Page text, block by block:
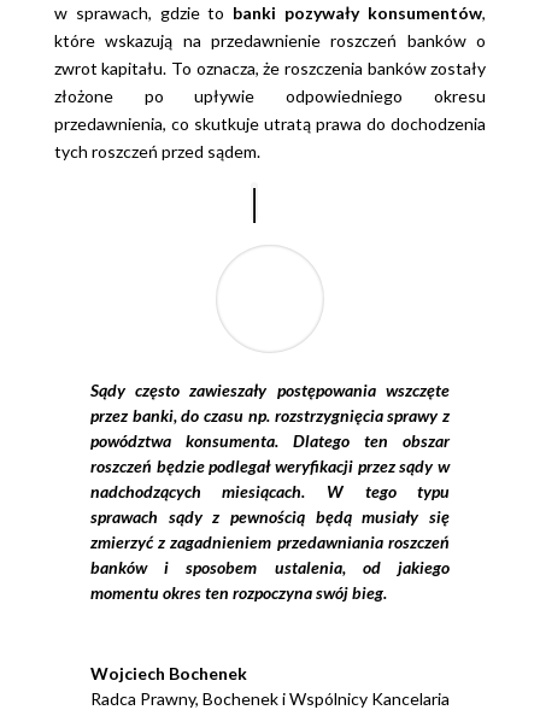
w sprawach, gdzie to banki pozywały konsumentów,
które wskazują na przedawnienie roszczeń banków o
zwrot kapitału. To oznacza, że roszczenia banków zostały
złożone po upływie odpowiedniego okresu
przedawnienia, co skutkuje utratą prawa do dochodzenia
tych roszczeń przed sądem.
Sądy często zawieszały postępowania wszczęte
przez banki, do czasu np. rozstrzygnięcia sprawy z
powództwa konsumenta. Dlatego ten obszar
roszczeń będzie podlegał weryfikacji przez sądy w
nadchodzących miesiącach. W tego typu
sprawach sądy z pewnością będą musiały się
zmierzyć z zagadnieniem przedawniania roszczeń
banków i sposobem ustalenia, od jakiego
momentu okres ten rozpoczyna swój bieg.
Wojciech Bochenek
Radca Prawny, Bochenek i Wspólnicy Kancelaria